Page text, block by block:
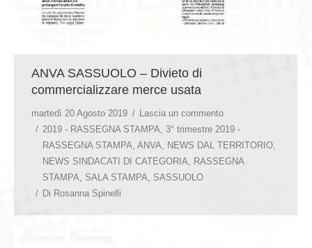
ANVA SASSUOLO – Divieto di
commercializzare merce usata
martedì 20 Agosto 2019
Lascia un commento
2019 - RASSEGNA STAMPA, 3° trimestre 2019 -
RASSEGNA STAMPA, ANVA, NEWS DAL TERRITORIO,
NEWS SINDACATI DI CATEGORIA, RASSEGNA
STAMPA, SALA STAMPA, SASSUOLO
Di Rosanna Spinelli